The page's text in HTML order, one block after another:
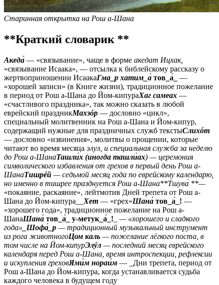
Старинная открытка на Рош а-Шана
**Краткий словарик **
Акеда́ — «связывание», чаще в форме акедат Ицхак,
«связывание Исаака», — отсылка к библейскому рассказу о
жертвоприношении ИсаакаГма_р хатим_а́ тов_а́_
—
«хорошей записи» (в Книге жизни), традиционное пожелание
в период от Рош а-Шана до Йом-кипураХаг самеах —
«счастливого праздника», так можно сказать в любой
еврейский праздникМахзóр — дословно «цикл»,
специальный молитвенник на Рош а-Шана и Йом-кипур,
содержащий нужные для праздничных служб текстыСлихóт
— дословно «извинения», молитвы о прощении, которые
читают во время месяца элул, и специальная служба за неделю
до Рош а-ШанаТашли́х (иногда ташли́ах) —церемония
символического избавления от грехов в первый день Рош а-
ШанаТишрéй — седьмой месяц года по еврейскому календарю,
но именно в тишрее празднуется Рош а-Шана**Тшува́ **—
«покаяние, раскаяние», лейтмотив Дней трепета от Рош а-
Шана до Йом-кипура__ Хет — «грех»Шана́ тов_а́_! —
«хорошего года», традиционное пожелание на Рош а-
ШанаШана́ тов_а́_ у-метук_а́_!
— «хорошего и сладкого
года» _Шофа́_р — традиционный музыкальный инструмент
из рога животногоЦом каль — пожелание лёгкого поста, в
том числе на Йом-кипурЭлýл — последний месяц еврейского
календаря перед Рош а-Шана, время интроспекции, рефлексии
и искупления греховЯми́м нораи́м — _Дни трепета, период от
Рош а-Шана до Йом-кипура, когда устанавливается судьба
каждого человека в будущем году